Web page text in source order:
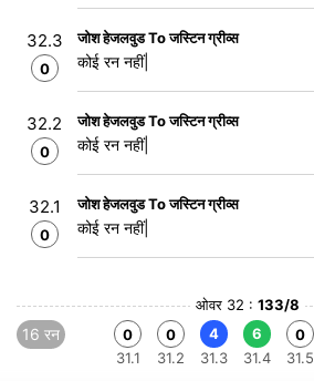
32.3
0
जोश हेजलवुड To जस्टिन ग्रीव्स
कोई रन नहीं|
32.2
0
जोश हेजलवुड To जस्टिन ग्रीव्स
कोई रन नहीं|
32.1
0
जोश हेजलवुड To जस्टिन ग्रीव्स
कोई रन नहीं|
ओवर 32 : 133/8
16 रन
0
31.1
0
31.2
4
31.3
6
31.4
0
31.5